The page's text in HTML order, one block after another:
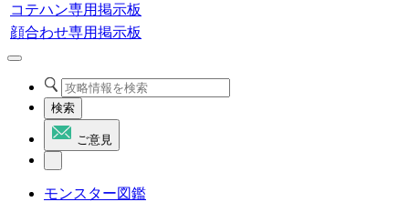
コテハン専用掲示板
顔合わせ専用掲示板
検索
ご意見
モンスター図鑑